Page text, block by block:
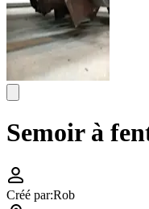
Semoir à
Créé par:Rob